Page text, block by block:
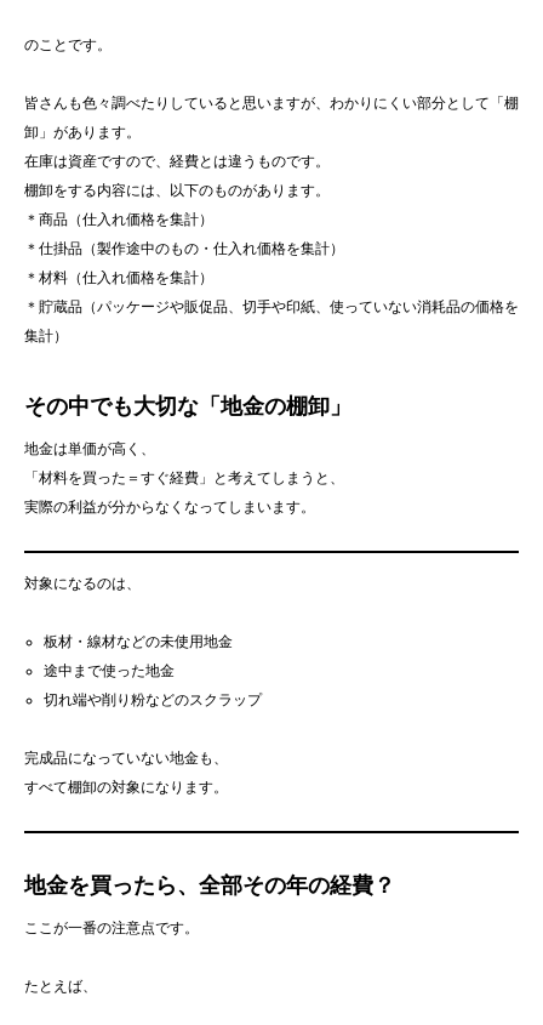
のことです。
皆さんも色々調べたりしていると思いますが、わかりにくい部分として「棚
卸」があります。
在庫は資産ですので、経費とは違うものです。
棚卸をする内容には、以下のものがあります。
＊商品（仕入れ価格を集計）
＊仕掛品（製作途中のもの・仕入れ価格を集計）
＊材料（仕入れ価格を集計）
＊貯蔵品（パッケージや販促品、切手や印紙、使っていない消耗品の価格を
集計）
その中でも大切な「地金の棚卸」
地金は単価が高く、
「材料を買った＝すぐ経費」と考えてしまうと、
実際の利益が分からなくなってしまいます。
対象になるのは、
板材・線材などの未使用地金
途中まで使った地金
切れ端や削り粉などのスクラップ
完成品になっていない地金も、
すべて棚卸の対象になります。
地金を買ったら、全部その年の経費？
ここが一番の注意点です。
たとえば、